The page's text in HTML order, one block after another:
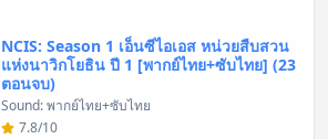
NCIS: Season 1 เอ็นซีไอเอส หน่วยสืบสวน
แห่งนาวิกโยธิน ปี 1 [พากย์ไทย+ซับไทย] (23
ตอนจบ)
Sound: พากย์ไทย+ซับไทย
7.8/10